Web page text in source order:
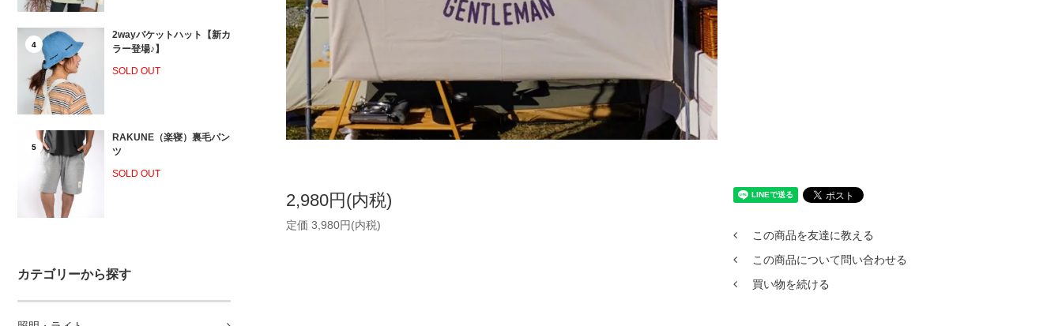
4
2wayバケットハット【新カ
ラー登場♪】
SOLD OUT
5
RAKUNE（楽寝）裏毛パン
ツ
SOLD OUT
カテゴリーから探す
2,980円(内税)
定価 3,980円(内税)
この商品を友達に教える
この商品について問い合わせる
買い物を続ける